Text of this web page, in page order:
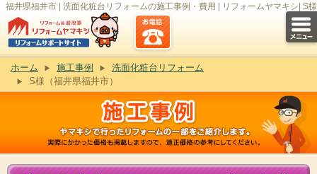
福井県福井市 | 洗面化粧台リフォームの施工事例・費用 | リフォームヤマキシ| S様
ホーム 施工事例
洗面化粧台リフォーム
S様（福井県福井市）